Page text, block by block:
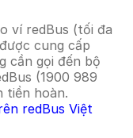
ví redBus (tối đa
cung cấp
cần gọi đến bộ
(1900 989
tiền hoàn.
redBus Việt